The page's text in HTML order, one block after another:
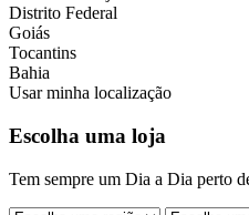
Distrito Federal
Goiás
Tocantins
Bahia
Usar minha localização
Escolha uma loja
Tem sempre um Dia a Dia perto